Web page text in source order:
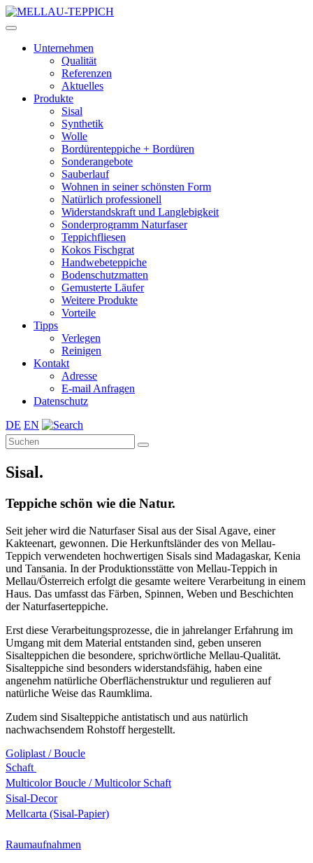
Unternehmen
Qualität
Referenzen
Aktuelles
Produkte
Sisal
Synthetik
Wolle
Bordürenteppiche + Bordüren
Sonderangebote
Sauberlauf
Wohnen in seiner schönsten Form
Natürlich professionell
Widerstandskraft und Langlebigkeit
Sonderprogramm Naturfaser
Teppichfliesen
Kokos Fischgrat
Handwebeteppiche
Bodenschutzmatten
Gemusterte Läufer
Weitere Produkte
Vorteile
Tipps
Verlegen
Reinigen
Kontakt
Adresse
E-mail Anfragen
Datenschutz
DE EN
Sisal.
Teppiche schön wie die Natur.
Seit jeher wird die Naturfaser Sisal aus der Sisal Agave, einer
Kakteenart, gewonnen. Die Herkunftsländer des von Mellau-
Teppich verwendeten hochwertigen Sisals sind Madagaskar, Kenia
und Tansania. In der Produktionsstätte von Mellau-Teppich in
Mellau/Österreich erfolgt die gesamte weitere Verarbeitung in einem
Haus. Das umfasst das Färben, Spinnen, Weben und Beschichten
der Naturfaserteppiche.
Erst diese Verarbeitungsprozesse, die in jahrelanger Erfahrung im
Umgang mit dem Material entstanden sind, geben unseren
Sisalteppichen die besondere, sprichwörtliche Mellau-Qualität.
Sisalteppiche sind besonders widerstandsfähig, haben eine
angenehm natürliche Oberflächenstruktur und regulieren auf
natürliche Weise das Raumklima.
Zudem sind Sisalteppiche antistatisch und aus natürlich
nachwachsendem Rohstoff hergestellt.
Goliplast / Boucle
Schaft
Multicolor Boucle / Multicolor Schaft
Sisal-Decor
Mellcarta (Sisal-Papier)
Raumaufnahmen